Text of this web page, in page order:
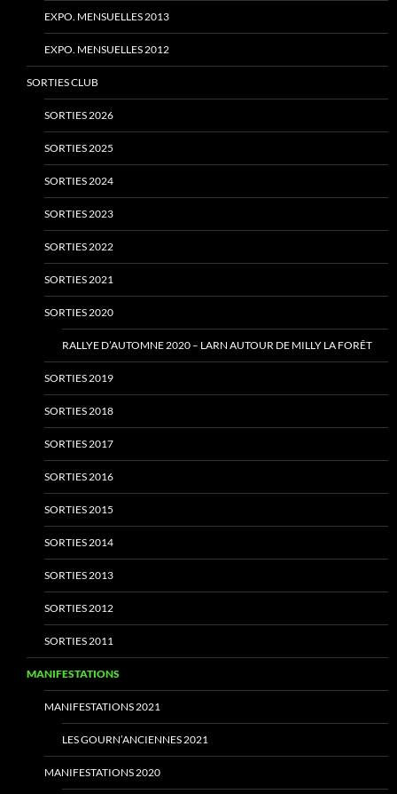
EXPO. MENSUELLES 2013
EXPO. MENSUELLES 2012
SORTIES CLUB
SORTIES 2026
SORTIES 2025
SORTIES 2024
SORTIES 2023
SORTIES 2022
SORTIES 2021
SORTIES 2020
RALLYE D’AUTOMNE 2020 – LARN AUTOUR DE MILLY LA FORÊT
SORTIES 2019
SORTIES 2018
SORTIES 2017
SORTIES 2016
SORTIES 2015
SORTIES 2014
SORTIES 2013
SORTIES 2012
SORTIES 2011
MANIFESTATIONS
MANIFESTATIONS 2021
LES GOURN’ANCIENNES 2021
MANIFESTATIONS 2020